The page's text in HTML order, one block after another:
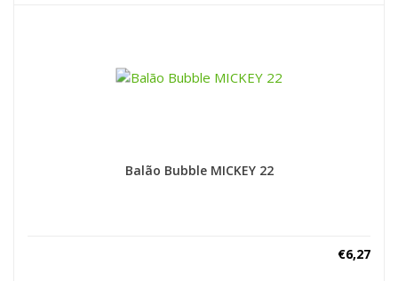
Balão Bubble MICKEY 22
€6,27